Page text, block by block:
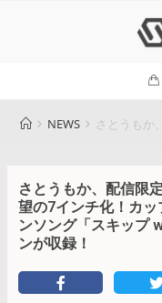
NEWS さとうもか
さとうもか、配信限
望の7インチ化！カ
ンソング「スキップ
ンが収録！